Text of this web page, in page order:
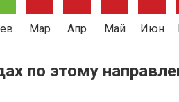
Мар Апр Май Июн
по этому